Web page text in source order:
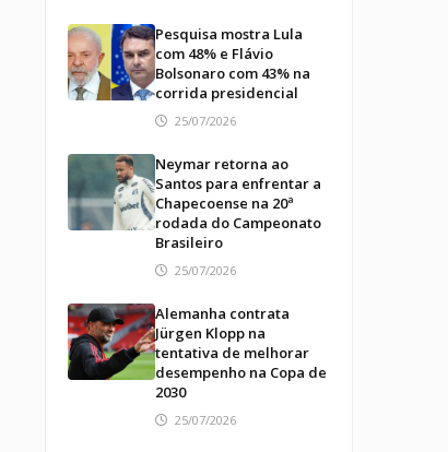
Pesquisa mostra Lula
com 48% e Flávio
Bolsonaro com 43% na
corrida presidencial
25/07/2026
Neymar retorna ao
Santos para enfrentar a
Chapecoense na 20ª
rodada do Campeonato
Brasileiro
25/07/2026
Alemanha contrata
Jürgen Klopp na
tentativa de melhorar
desempenho na Copa de
2030
25/07/2026